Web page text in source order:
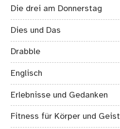
Die drei am Donnerstag
Dies und Das
Drabble
Englisch
Erlebnisse und Gedanken
Fitness für Körper und Geist